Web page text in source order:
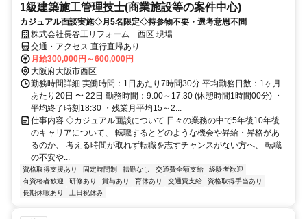
1級建築施工管理技士(商業施設等の案件中心)
カジュアル面談実施◇月5名限定◇持参物不要・選考意思不問
株式会社長谷工リフォーム 西区 現場
交通・アクセス 直行直帰あり
月給300,000円～600,000円
大阪府大阪市西区
勤務時間詳細 実働時間：1日あたり7時間30分 平均勤務日数：1ヶ月
あたり20日 〜 22日 勤務時間：9:00～17:30 (休憩時間1時間00分) ・
平均終了時刻18:30 ・残業月平均15～2...
仕事内容 ◇カジュアル面談について 日々の業務の中で5年後10年後
のキャリアについて、 転職するとどのような機会や昇給・昇格があ
るのか、 考える時間が取れず転職を志すチャンスがない方へ、 転職
の不安や...
資格取得支援あり 固定時間制 転勤なし 交通費全額支給
経験者歓迎
有資格者歓迎
研修あり 賞与あり 育休あり 交通費支給
資格取得手当あり
長期休暇あり
土日祝休み